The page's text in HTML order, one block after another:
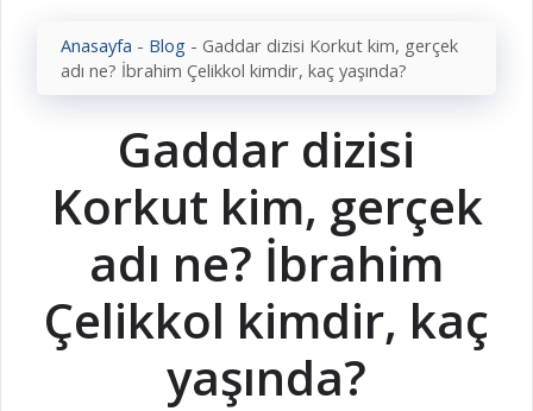
Anasayfa - Blog - Gaddar dizisi Korkut kim, gerçek
adı ne? İbrahim Çelikkol kimdir, kaç yaşında?
Gaddar dizisi
Korkut kim, gerçek
adı ne? İbrahim
Çelikkol kimdir, kaç
yaşında?